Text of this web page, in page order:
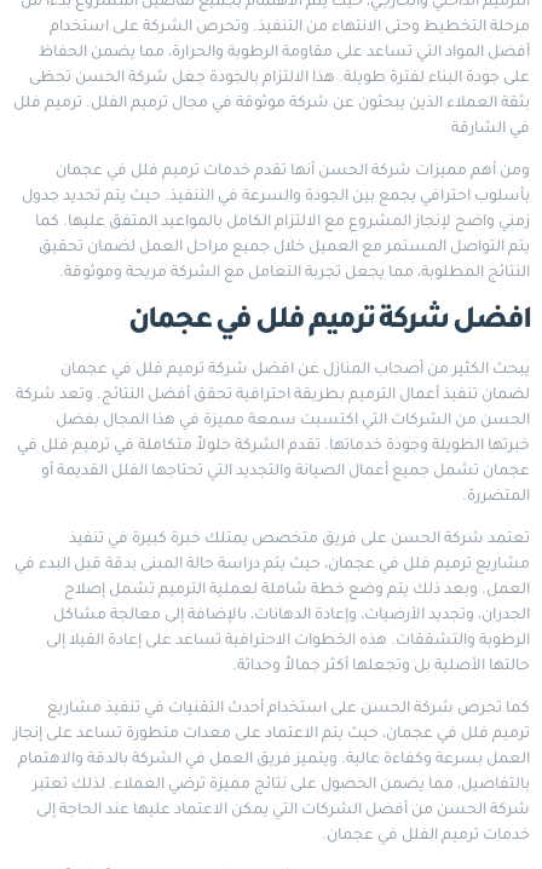
مرحلة التخطيط وحتى الانتهاء من التنفيذ. وتحرص الشركة على استخدام
أفضل المواد التي تساعد على مقاومة الرطوبة والحرارة، مما يضمن الحفاظ
على جودة البناء لفترة طويلة. هذا الالتزام بالجودة جعل شركة الحسن تحظى
بثقة العملاء الذين يبحثون عن شركة موثوقة في مجال ترميم الفلل. ترميم فلل
في الشارقة
ومن أهم مميزات شركة الحسن أنها تقدم خدمات ترميم فلل في عجمان
بأسلوب احترافي يجمع بين الجودة والسرعة في التنفيذ. حيث يتم تحديد جدول
زمني واضح لإنجاز المشروع مع الالتزام الكامل بالمواعيد المتفق عليها. كما
يتم التواصل المستمر مع العميل خلال جميع مراحل العمل لضمان تحقيق
النتائج المطلوبة، مما يجعل تجربة التعامل مع الشركة مريحة وموثوقة.
افضل شركة ترميم فلل في عجمان
يبحث الكثير من أصحاب المنازل عن افضل شركة ترميم فلل في عجمان
لضمان تنفيذ أعمال الترميم بطريقة احترافية تحقق أفضل النتائج. وتعد شركة
الحسن من الشركات التي اكتسبت سمعة مميزة في هذا المجال بفضل
خبرتها الطويلة وجودة خدماتها. تقدم الشركة حلولاً متكاملة في ترميم فلل في
عجمان تشمل جميع أعمال الصيانة والتجديد التي تحتاجها الفلل القديمة أو
المتضررة.
تعتمد شركة الحسن على فريق متخصص يمتلك خبرة كبيرة في تنفيذ
مشاريع ترميم فلل في عجمان، حيث يتم دراسة حالة المبنى بدقة قبل البدء في
العمل. وبعد ذلك يتم وضع خطة شاملة لعملية الترميم تشمل إصلاح
الجدران، وتجديد الأرضيات، وإعادة الدهانات، بالإضافة إلى معالجة مشاكل
الرطوبة والتشققات. هذه الخطوات الاحترافية تساعد على إعادة الفيلا إلى
حالتها الأصلية بل وتجعلها أكثر جمالاً وحداثة.
كما تحرص شركة الحسن على استخدام أحدث التقنيات في تنفيذ مشاريع
ترميم فلل في عجمان، حيث يتم الاعتماد على معدات متطورة تساعد على إنجاز
العمل بسرعة وكفاءة عالية. ويتميز فريق العمل في الشركة بالدقة والاهتمام
بالتفاصيل، مما يضمن الحصول على نتائج مميزة ترضي العملاء. لذلك تعتبر
شركة الحسن من أفضل الشركات التي يمكن الاعتماد عليها عند الحاجة إلى
خدمات ترميم الفلل في عجمان.